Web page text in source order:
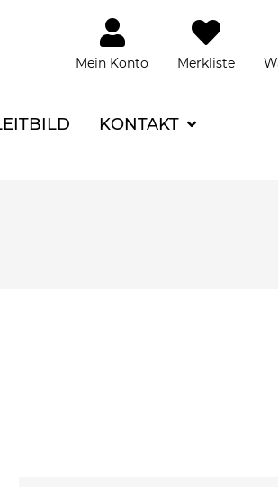
Mein Konto Merkliste
KONTAKT